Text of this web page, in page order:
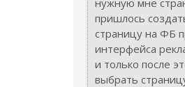
нужную мне
пришлось
страницу на ФБ
интерфейса
и только после
выбрать